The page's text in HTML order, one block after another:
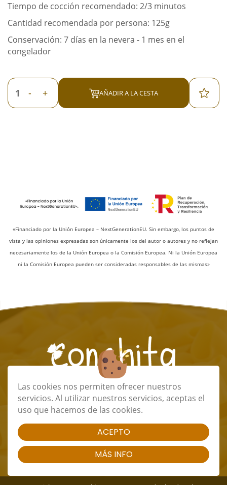
Las cookies nos permiten ofrecer nuestros
servicios. Al utilizar nuestros servicios, aceptas el
uso que hacemos de las cookies.
ACEPTO
MÁS INFO
Tiempo de cocción recomendado: 2/3 minutos
Cantidad recomendada por persona: 125g
Conservación: 7 días en la nevera - 1 mes en el
congelador
- + AÑADIR A LA CESTA
«Financiado por la Unión Europea – NextGenerationEU. Sin embargo, los puntos de
vista y las opiniones expresadas son únicamente los del autor o autores y no reflejan
necesariamente los de la Unión Europea o la Comisión Europea. Ni la Unión Europea
ni la Comisión Europea pueden ser consideradas responsables de las mismas»
info@conchitapastafresca.com
(+34) 673 32 48 85
Aviso Legal| Política de Privacidad
Términos y condiciones